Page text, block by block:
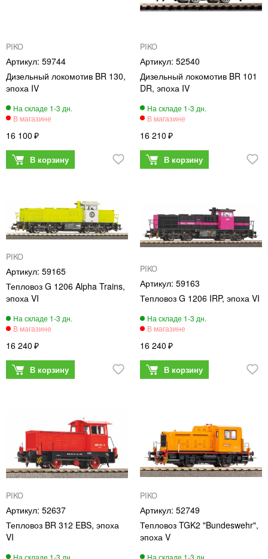
PIKO
59744
Дизельный локомотив BR 130,
эпоха IV
16 100
PIKO
52540
Дизельный локомотив BR 101
DR, эпоха IV
16 210
PIKO
59165
Тепловоз G 1206 Alpha Trains,
эпоха VI
16 240
PIKO
59163
Тепловоз G 1206 IRP, эпоха VI
16 240
PIKO
52637
Тепловоз BR 312 EBS, эпоха
VI
PIKO
52749
Тепловоз TGK2 "Bundeswehr",
эпоха V